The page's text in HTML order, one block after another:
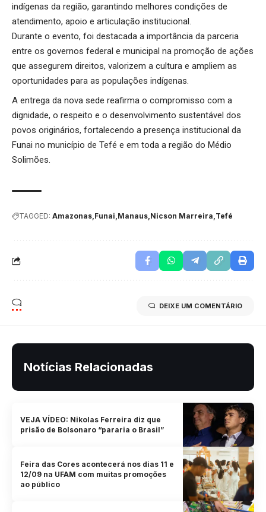
indígenas da região, garantindo melhores condições de
atendimento, apoio e articulação institucional.
Durante o evento, foi destacada a importância da parceria
entre os governos federal e municipal na promoção de ações
que assegurem direitos, valorizem a cultura e ampliem as
oportunidades para as populações indígenas.
A entrega da nova sede reafirma o compromisso com a
dignidade, o respeito e o desenvolvimento sustentável dos
povos originários, fortalecendo a presença institucional da
Funai no município de Tefé e em toda a região do Médio
Solimões.
TAGGED: Amazonas Funai Manaus Nicson Marreira Tefé
DEIXE UM COMENTÁRIO
Notícias Relacionadas
VEJA VÍDEO: Nikolas Ferreira diz que
prisão de Bolsonaro “pararia o Brasil”
Feira das Cores acontecerá nos dias 11 e
12/09 na UFAM com muitas promoções
ao público